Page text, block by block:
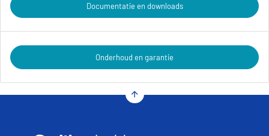
Documentatie en downloads
Onderhoud en garantie
arrow_upward